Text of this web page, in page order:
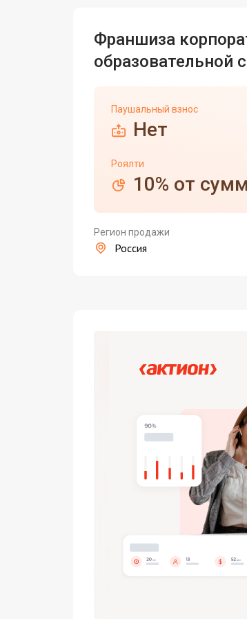
Франшиза
образовательной
Паушальный взнос
Нет
Роялти
10% от
Регион продажи
Россия